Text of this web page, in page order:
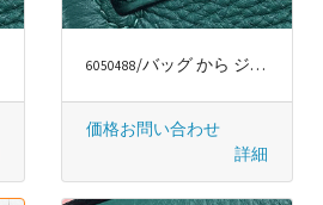
6050488/バッグ から ジミー・チュウ/JIMMY CHOO
価格お問い合わせ
詳細